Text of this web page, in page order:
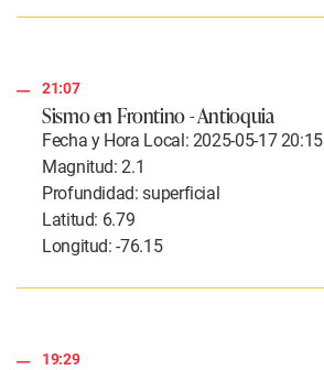
21:07
Sismo en Frontino - Antioquia
Fecha y Hora Local: 2025-05-17 20:15
Magnitud: 2.1
Profundidad: superficial
Latitud: 6.79
Longitud: -76.15
19:29